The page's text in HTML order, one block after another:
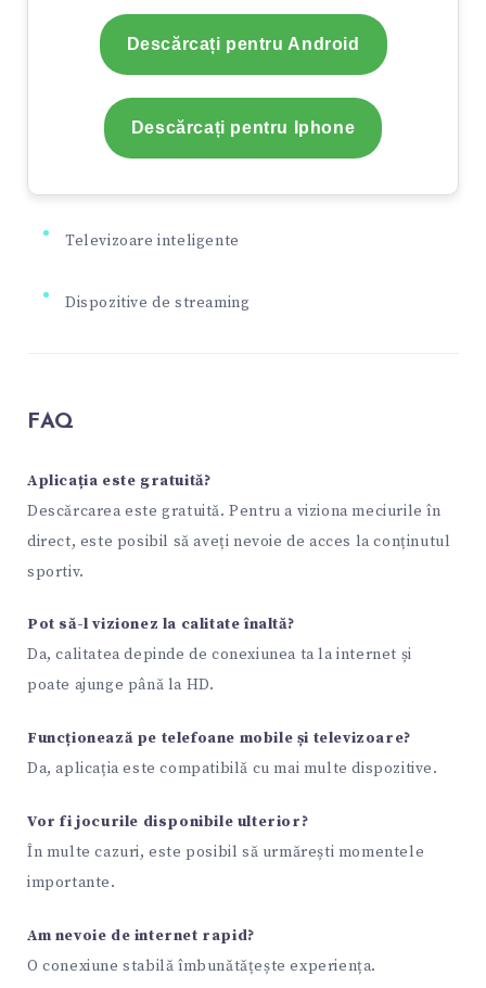
Descărcați pentru Android
Descărcați pentru Iphone
Televizoare inteligente
Dispozitive de streaming
FAQ
Aplicația este gratuită?
Descărcarea este gratuită. Pentru a viziona meciurile în
direct, este posibil să aveți nevoie de acces la conținutul
sportiv.
Pot să-l vizionez la calitate înaltă?
Da, calitatea depinde de conexiunea ta la internet și
poate ajunge până la HD.
Funcționează pe telefoane mobile și televizoare?
Da, aplicația este compatibilă cu mai multe dispozitive.
Vor fi jocurile disponibile ulterior?
În multe cazuri, este posibil să urmărești momentele
importante.
Am nevoie de internet rapid?
O conexiune stabilă îmbunătățește experiența.